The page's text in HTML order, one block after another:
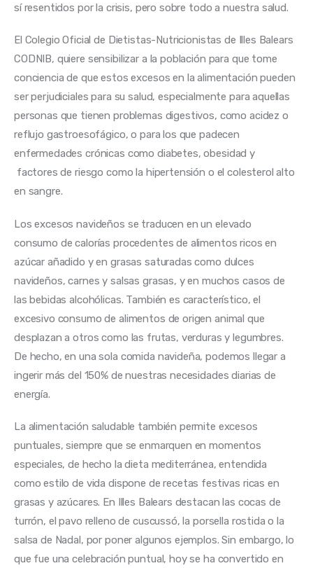
sí resentidos por la crisis, pero sobre todo a nuestra salud.
El Colegio Oficial de Dietistas-Nutricionistas de Illes Balears
CODNIB, quiere sensibilizar a la población para que tome
conciencia de que estos excesos en la alimentación pueden
ser perjudiciales para su salud, especialmente para aquellas
personas que tienen problemas digestivos, como acidez o
reflujo gastroesofágico, o para los que padecen
enfermedades crónicas como diabetes, obesidad y
factores de riesgo como la hipertensión o el colesterol alto
en sangre.
Los excesos navideños se traducen en un elevado
consumo de calorías procedentes de alimentos ricos en
azúcar añadido y en grasas saturadas como dulces
navideños, carnes y salsas grasas, y en muchos casos de
las bebidas alcohólicas. También es característico, el
excesivo consumo de alimentos de origen animal que
desplazan a otros como las frutas, verduras y legumbres.
De hecho, en una sola comida navideña, podemos llegar a
ingerir más del 150% de nuestras necesidades diarias de
energía.
La alimentación saludable también permite excesos
puntuales, siempre que se enmarquen en momentos
especiales, de hecho la dieta mediterránea, entendida
como estilo de vida dispone de recetas festivas ricas en
grasas y azúcares. En Illes Balears destacan las cocas de
turrón, el pavo relleno de cuscussó, la porsella rostida o la
salsa de Nadal, por poner algunos ejemplos. Sin embargo, lo
que fue una celebración puntual, hoy se ha convertido en